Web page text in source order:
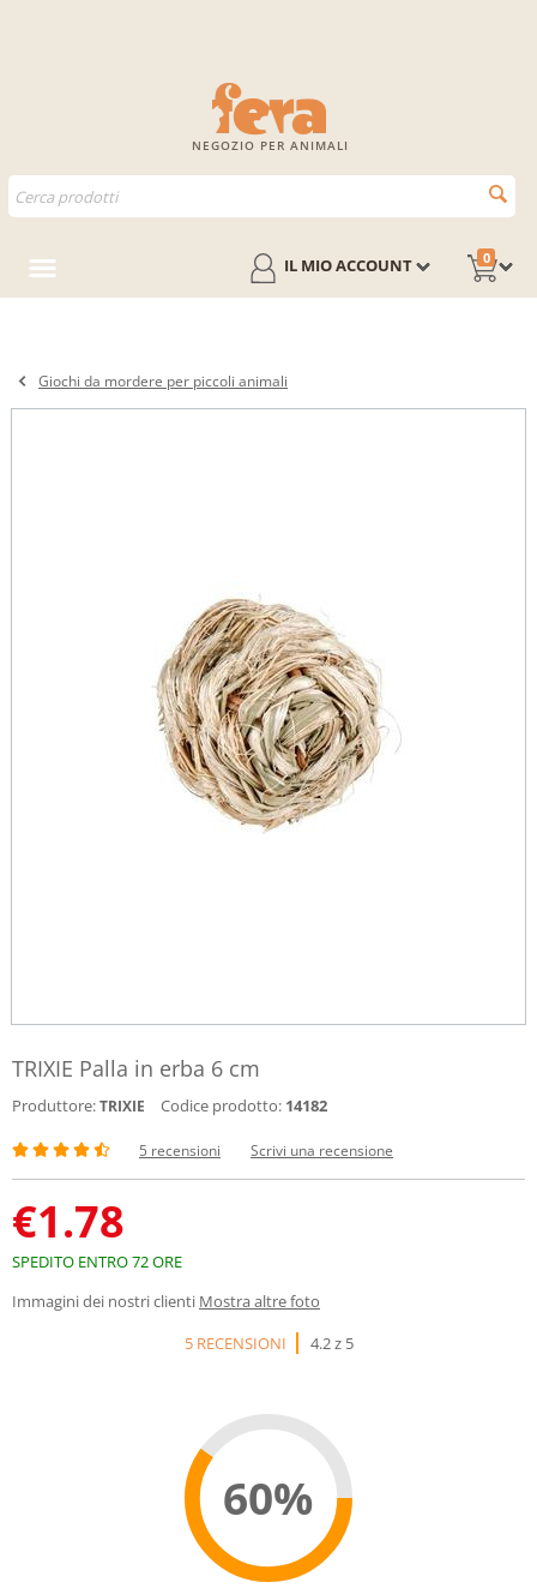
NEGOZIO PER ANIMALI
0
IL MIO ACCOUNT
Giochi da mordere per piccoli animali
TRIXIE Palla in erba 6 cm
Produttore:TRIXIE Codice prodotto: 14182
5 recensioni Scrivi una recensione
€1.78
SPEDITO ENTRO 72 ORE
Immagini dei nostri clienti Mostra altre foto
5 RECENSIONI
4.2 z 5
60%